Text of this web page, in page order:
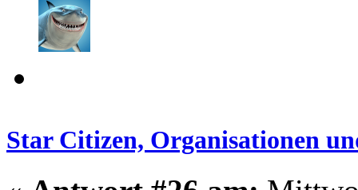
Star Citizen, Organisationen